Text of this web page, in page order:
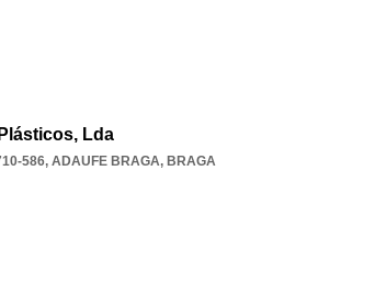
Lda
586, ADAUFE BRAGA, BRAGA